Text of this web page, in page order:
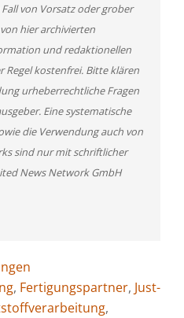
von Vorsatz oder grober
hier archivierten
und redaktionellen
Regel kostenfrei. Bitte klären
urheberrechtliche Fragen
Eine systematische
die Verwendung auch von
sind nur mit schriftlicher
News Network GmbH
, Fertigungspartner, Just-
,